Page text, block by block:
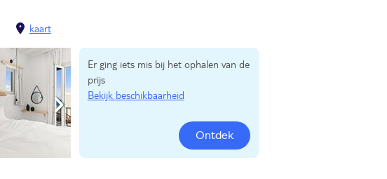
kaart
Er ging iets mis bij het ophalen van de
prijs
Bekijk beschikbaarheid
Ontdek